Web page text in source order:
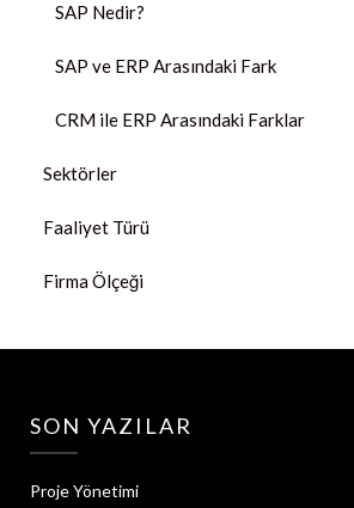
SAP Nedir?
SAP ve ERP Arasındaki Fark
CRM ile ERP Arasındaki Farklar
Sektörler
Faaliyet Türü
Firma Ölçeği
SON YAZILAR
Proje Yönetimi